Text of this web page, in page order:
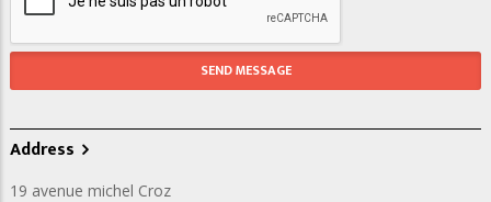
Address
19 avenue michel Croz